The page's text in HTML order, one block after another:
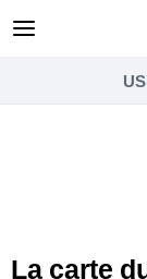
La carte